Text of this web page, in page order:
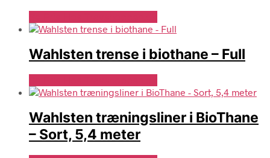
Wahlsten trense i biothane – Full
Wahlsten træningsliner i BioThane
– Sort, 5,4 meter